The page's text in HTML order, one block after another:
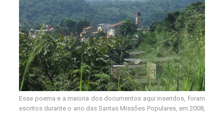
Esse poema e a maioria dos documentos aqui inseridos, foram
escritos durante o ano das Santas Missões Populares, em 2008,